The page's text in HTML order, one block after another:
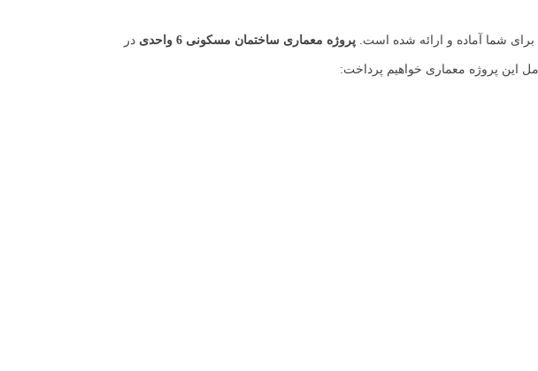
برای شما آماده و ارائه شده است. پروژه معماری ساختمان مسکونی 6 واحدی در